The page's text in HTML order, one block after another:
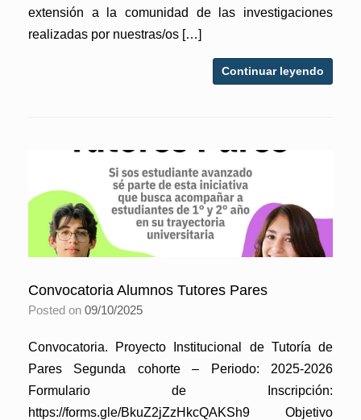
extensión a la comunidad de las investigaciones
realizadas por nuestras/os […]
Continuar leyendo
Convocatoria Alumnos Tutores Pares
Posted on 09/10/2025
Convocatoria. Proyecto Institucional de Tutoría de
Pares Segunda cohorte – Periodo: 2025-2026
Formulario de Inscripción:
https://forms.gle/BkuZ2jZzHkcQAKSh9 Objetivo